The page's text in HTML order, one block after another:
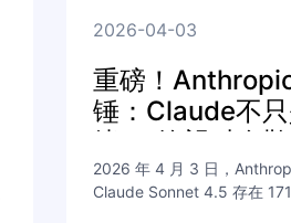
2026-04-03
重磅！
锤：Claude不
绪”，绝望时会
2026 年 4 月 3 日，
Claude Sonnet 4.5 存在